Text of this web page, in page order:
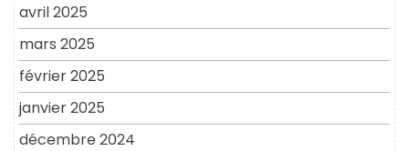
avril 2025
mars 2025
février 2025
janvier 2025
décembre 2024